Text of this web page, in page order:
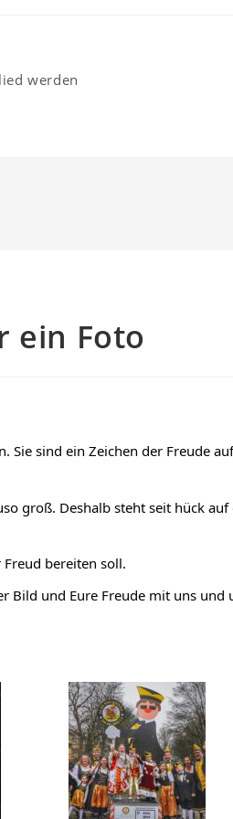
werden
ein Foto
sind ein Zeichen der Freude
groß. Deshalb steht seit hück
bereiten soll.
und Eure Freude mit uns und